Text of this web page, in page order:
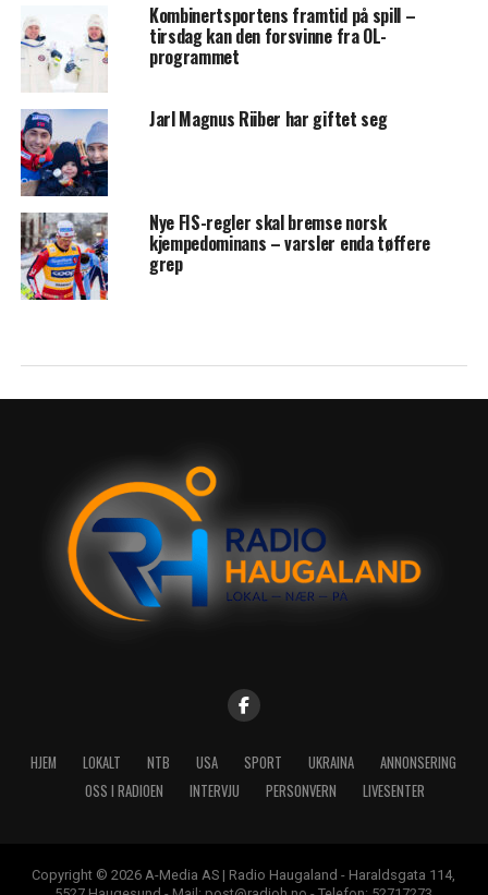
Kombinertsportens framtid på spill –
tirsdag kan den forsvinne fra OL-
programmet
Jarl Magnus Riiber har giftet seg
Nye FIS-regler skal bremse norsk
kjempedominans – varsler enda tøffere
grep
HJEM LOKALT NTB USA SPORT UKRAINA
ANNONSERING
OSS I RADIOEN
INTERVJU PERSONVERN LIVESENTER
Copyright © 2026 A-Media AS | Radio Haugaland - Haraldsgata 114,